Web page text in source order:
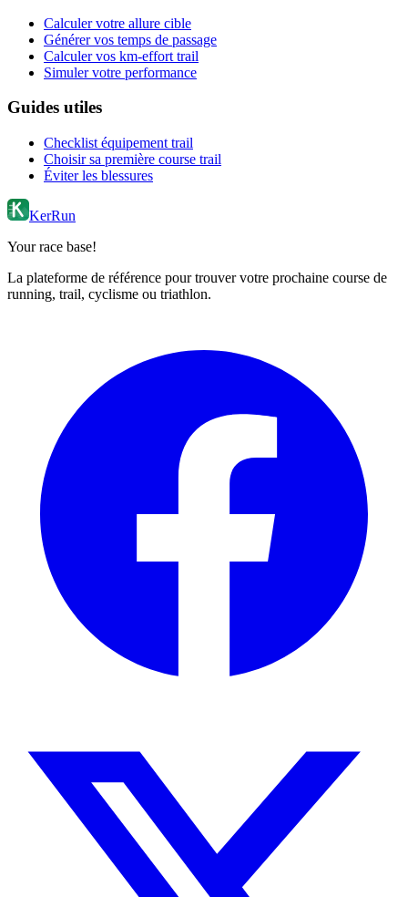
Calculer votre allure cible
Générer vos temps de passage
Calculer vos km-effort trail
Simuler votre performance
Guides utiles
Checklist équipement trail
Choisir sa première course trail
Éviter les blessures
KerRun
Your race base!
La plateforme de référence pour trouver votre prochaine course de
running, trail, cyclisme ou triathlon.